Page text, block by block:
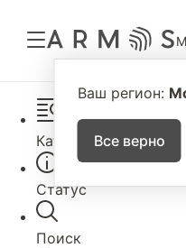
Ваш регион:
Все верно
Каталог
Статус
Поиск